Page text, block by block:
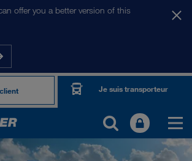
offer you a better version of this
Je suis transporteur